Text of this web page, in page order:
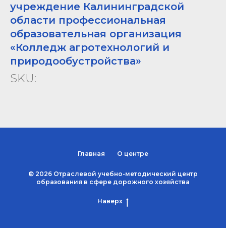
учреждение Калининградской
области профессиональная
образовательная организация
«Колледж агротехнологий и
природообустройства»
SKU:
Главная О центре
© 2026 Отраслевой учебно-методический центр
образования в сфере дорожного хозяйства
Наверх